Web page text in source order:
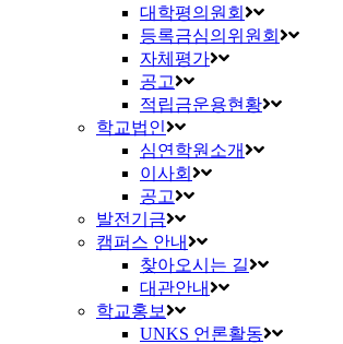
대학평의원회
등록금심의위원회
자체평가
공고
적립금운용현황
학교법인
심연학원소개
이사회
공고
발전기금
캠퍼스 안내
찾아오시는 길
대관안내
학교홍보
UNKS 언론활동